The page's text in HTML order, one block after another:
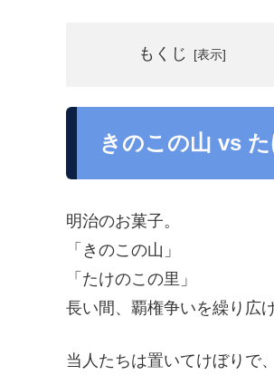
もくじ
きのこの山 vs
明治のお菓子。
「きのこの山」
「たけのこの里」
長い間、覇権争いを繰り広
当人たちは置いてけぼりで